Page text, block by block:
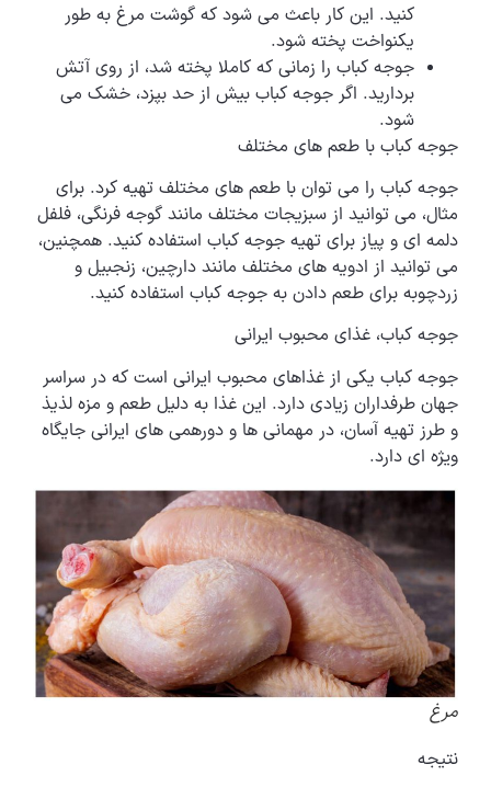
کنید. این کار باعث می شود که گوشت مرغ به طور
یکنواخت پخته شود.
جوجه کباب را زمانی که کاملا پخته شد، از روی آتش
بردارید. اگر جوجه کباب بیش از حد بپزد، خشک می
شود.
جوجه کباب با طعم های مختلف
جوجه کباب را می توان با طعم های مختلف تهیه کرد. برای
مثال، می توانید از سبزیجات مختلف مانند گوجه فرنگی، فلفل
دلمه ای و پیاز برای تهیه جوجه کباب استفاده کنید. همچنین،
می توانید از ادویه های مختلف مانند دارچین، زنجبیل و
زردچوبه برای طعم دادن به جوجه کباب استفاده کنید.
جوجه کباب، غذای محبوب ایرانی
جوجه کباب یکی از غذاهای محبوب ایرانی است که در سراسر
جهان طرفداران زیادی دارد. این غذا به دلیل طعم و مزه لذیذ
و طرز تهیه آسان، در مهمانی ها و دورهمی های ایرانی جایگاه
ویژه ای دارد.
مرغ
نتیجه